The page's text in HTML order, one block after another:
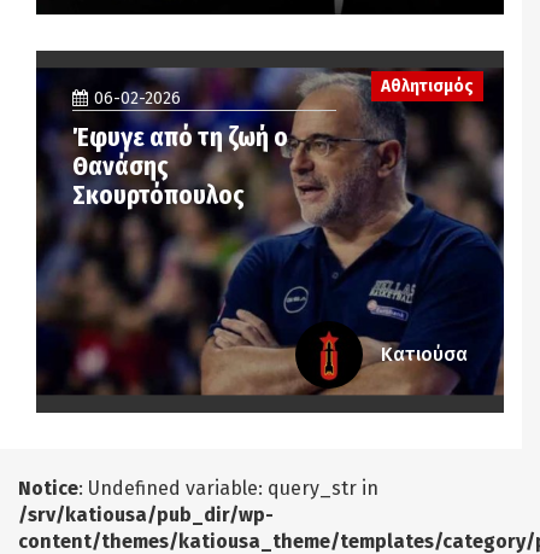
06-02-2026
Έφυγε από τη ζωή ο
Θανάσης
Σκουρτόπουλος
Αθλητισμός
Κατιούσα
Notice: Undefined variable: query_str in
/srv/katiousa/pub_dir/wp-
content/themes/katiousa_theme/templates/